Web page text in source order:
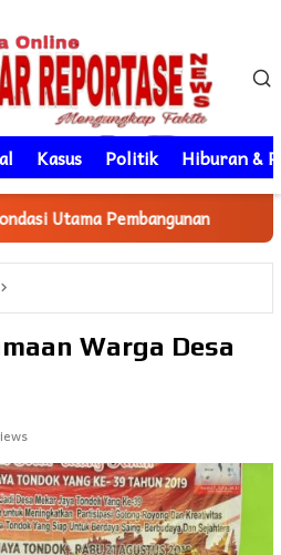
Kasus Politik Hiburan &
Mahasiswa KKN
Warga Desa